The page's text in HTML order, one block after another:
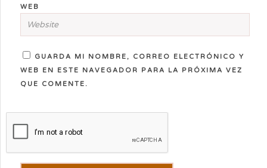
WEB
GUARDA MI NOMBRE, CORREO ELECTRÓNICO Y
WEB EN ESTE NAVEGADOR PARA LA PRÓXIMA VEZ
QUE COMENTE.